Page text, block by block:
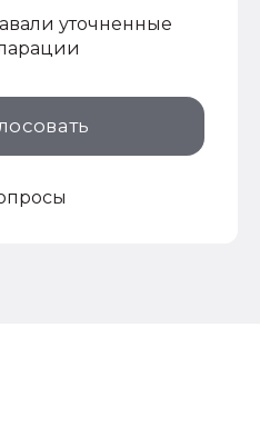
уточненные